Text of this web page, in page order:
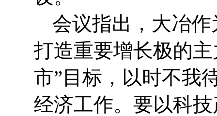
会议指出，大冶
打造重要增长极的
市”目标，以时不我
经济工作。要以科